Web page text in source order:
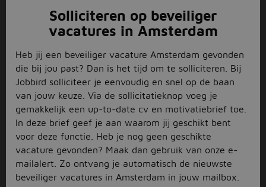
Solliciteren op beveiliger
vacatures in Amsterdam
Heb jij een beveiliger vacature Amsterdam gevonden
die bij jou past? Dan is het tijd om te solliciteren. Bij
Jobbird solliciteer je eenvoudig en snel op de baan
van jouw keuze. Via de sollicitatieknop voeg je
gemakkelijk een up-to-date cv en motivatiebrief toe.
In deze brief geef je aan waarom jij geschikt bent
voor deze functie. Heb je nog geen geschikte
vacature gevonden? Maak dan gebruik van onze e-
mailalert. Zo ontvang je automatisch de nieuwste
beveiliger vacatures in Amsterdam in jouw mailbox.